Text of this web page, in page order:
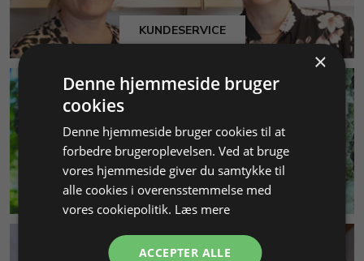
KUNDESERVICE
MILJØ & BÆREDYGTIGHED
×
Denne hjemmeside bruger
cookies
Denne hjemmeside bruger cookies til at
forbedre brugeroplevelsen. Ved at bruge
vores hjemmeside giver du samtykke til
alle cookies i overensstemmelse med
vores cookiepolitik. Læs mere
ACCEPTER ALLE